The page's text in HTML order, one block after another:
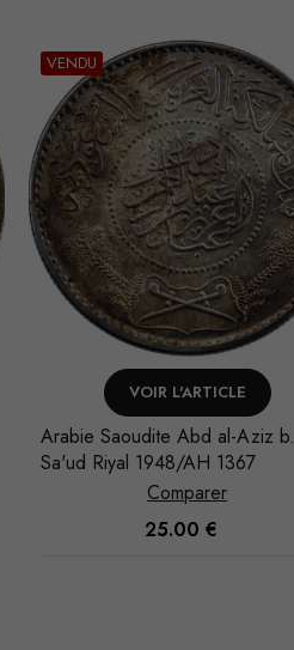
VENDU
VOIR L'ARTICLE
Arabie Saoudite Abd al-Aziz b.
Sa'ud Riyal 1951/AH 1370
Comparer
30.00€